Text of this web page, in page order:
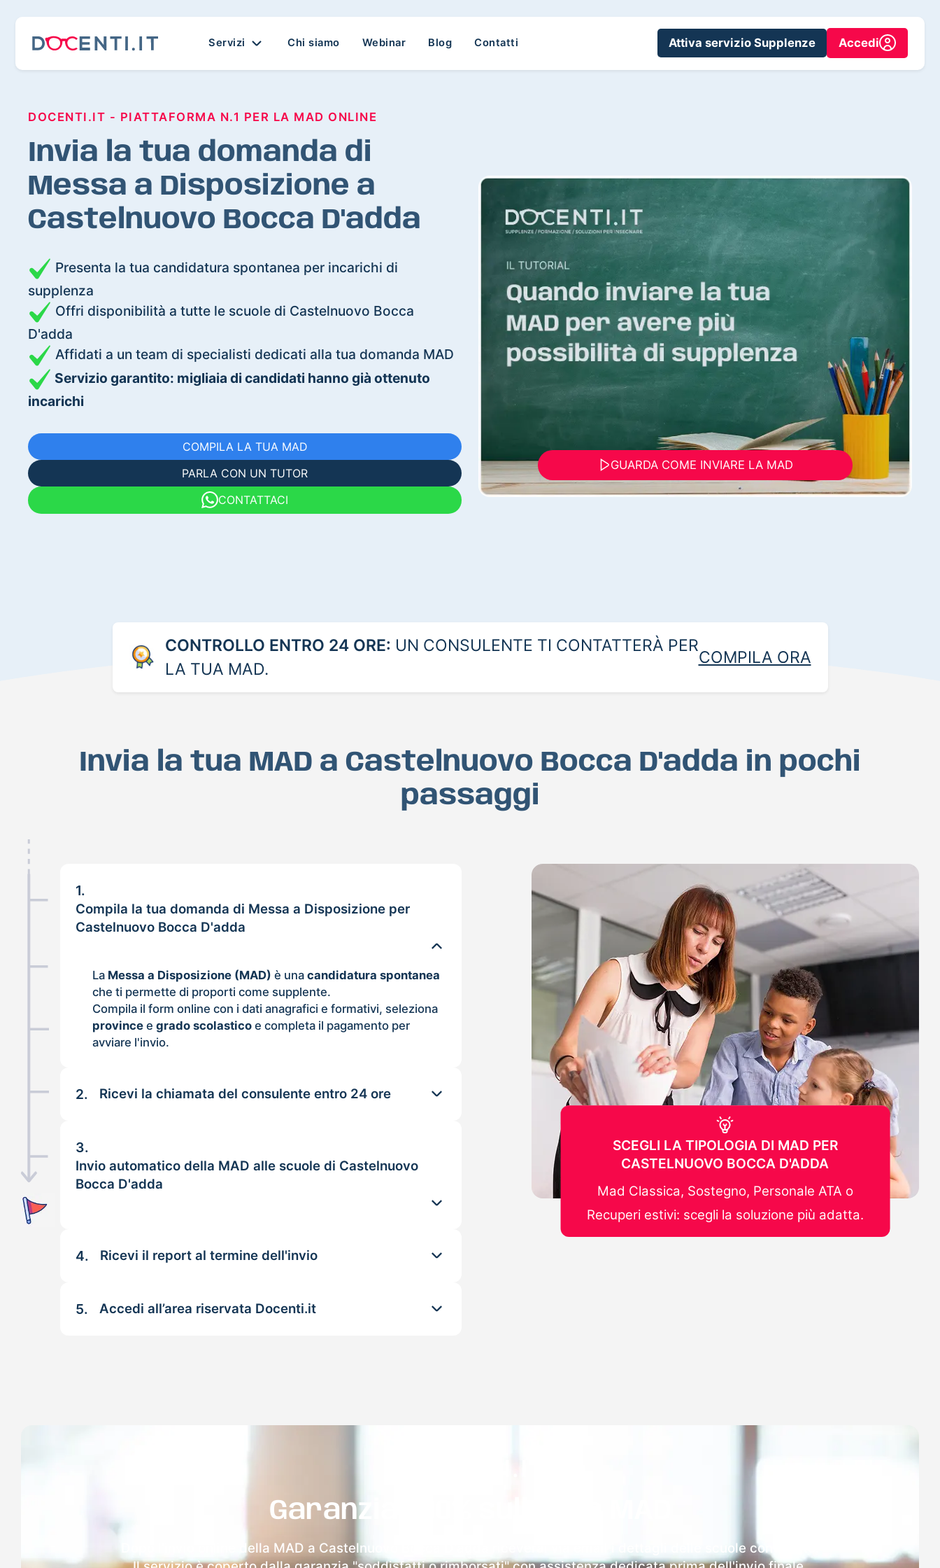
Servizi Chi siamo Webinar Blog Contatti Attiva servizio Supplenze Accedi
DOCENTI.IT - PIATTAFORMA N.1 PER LA MAD ONLINE
Invia la tua domanda di
Messa a Disposizione a
Castelnuovo Bocca D'adda
Presenta la tua candidatura spontanea per incarichi di
supplenza
Offri disponibilità a tutte le scuole di Castelnuovo Bocca
D'adda
Affidati a un team di specialisti dedicati alla tua domanda MAD
Servizio garantito: migliaia di candidati hanno già ottenuto
incarichi
COMPILA LA TUA MAD
PARLA CON UN TUTOR
CONTATTACI
GUARDA COME INVIARE LA MAD
CONTROLLO ENTRO 24 ORE: UN CONSULENTE TI CONTATTERÀ PER
LA TUA MAD.
COMPILA ORA
Invia la tua MAD a Castelnuovo Bocca D'adda in pochi
passaggi
1.
Compila la tua domanda di Messa a Disposizione per
Castelnuovo Bocca D'adda
La Messa a Disposizione (MAD) è unacandidatura spontanea
che ti permette di proporti come supplente.
Compila il form online con i dati anagrafici e formativi, seleziona
province egrado scolastico e completa il pagamento per
avviare l'invio.
2. Ricevi la chiamata del consulente entro 24 ore
3.
Invio automatico della MAD alle scuole di Castelnuovo
Bocca D'adda
4. Ricevi il report al termine dell'invio
5. Accedi all’area riservata Docenti.it
SCEGLI LA TIPOLOGIA DI MAD PER
CASTELNUOVO BOCCA D'ADDA
Mad Classica, Sostegno, Personale ATA o
Recuperi estivi: scegli la soluzione più adatta.
Garanzia 100% sulla tua MAD
Dopo l'invio online della MAD a Castelnuovo Bocca D'adda riceverai via email i dettagli delle scuole contattate.